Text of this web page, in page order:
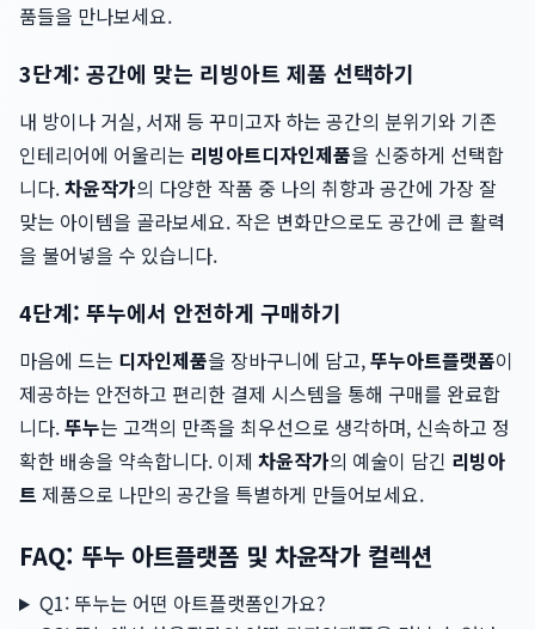
품들을 만나보세요.
3단계: 공간에 맞는 리빙아트 제품 선택하기
내 방이나 거실, 서재 등 꾸미고자 하는 공간의 분위기와 기존
인테리어에 어울리는 리빙아트디자인제품을 신중하게 선택합
니다.차윤작가의 다양한 작품 중 나의 취향과 공간에 가장 잘
맞는 아이템을 골라보세요. 작은 변화만으로도 공간에 큰 활력
을 불어넣을 수 있습니다.
4단계: 뚜누에서 안전하게 구매하기
마음에 드는 디자인제품을 장바구니에 담고,뚜누아트플랫폼이
제공하는 안전하고 편리한 결제 시스템을 통해 구매를 완료합
니다.뚜누는 고객의 만족을 최우선으로 생각하며, 신속하고 정
확한 배송을 약속합니다. 이제 차윤작가의 예술이 담긴 리빙아
트 제품으로 나만의 공간을 특별하게 만들어보세요.
FAQ: 뚜누 아트플랫폼 및 차윤작가 컬렉션
Q1: 뚜누는 어떤 아트플랫폼인가요?